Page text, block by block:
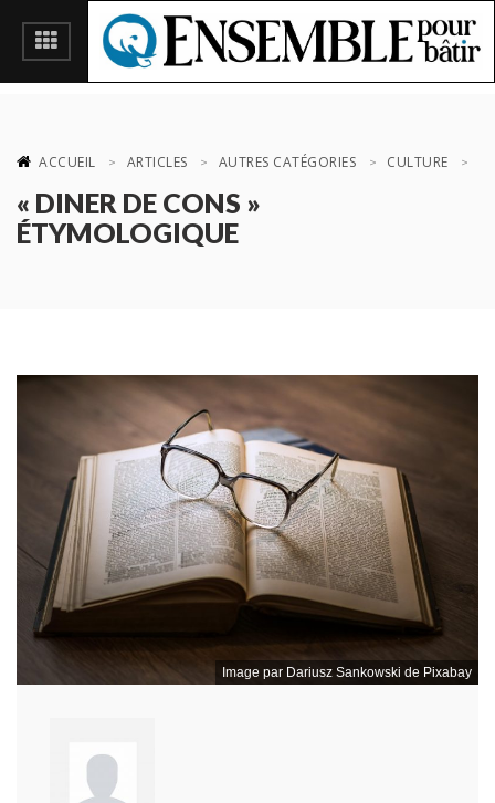
ACCUEIL ARTICLES AUTRES CATÉGORIES CULTURE
« DINER DE CONS »
ÉTYMOLOGIQUE
Image par Dariusz Sankowski de Pixabay